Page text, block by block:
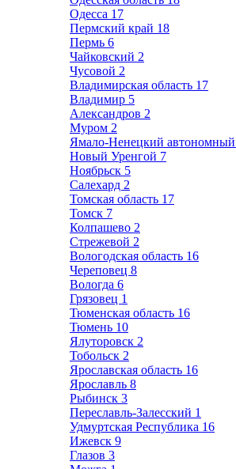
Одесса 17
Пермский край 18
Пермь 6
Чайковский 2
Чусовой 2
Владимирская область 17
Владимир 5
Александров 2
Муром 2
Ямало-Ненецкий автономный
Новый Уренгой 7
Ноябрьск 5
Салехард 2
Томская область 17
Томск 7
Колпашево 2
Стрежевой 2
Вологодская область 16
Череповец 8
Вологда 6
Грязовец 1
Тюменская область 16
Тюмень 10
Ялуторовск 2
Тобольск 2
Ярославская область 16
Ярославль 8
Рыбинск 3
Переславль-Залесский 1
Удмуртская Республика 16
Ижевск 9
Глазов 3